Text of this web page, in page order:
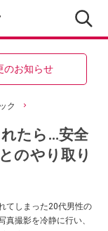
のお知らせ
ク
たら…安全
のやり取り
てしまった20代男性の
撮影を冷静に行い、